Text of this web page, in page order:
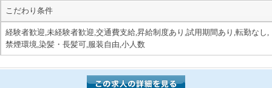
こだわり条件
経験者歓迎,未経験者歓迎,交通費支給,昇給制度あり,試用期間あり,転勤なし,
禁煙環境,染髪・長髪可,服装自由,小人数